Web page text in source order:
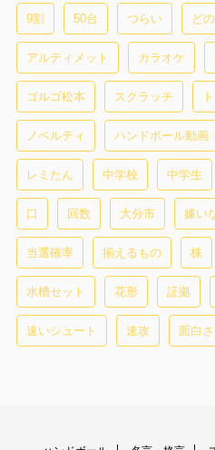
9割 50台 つらい どの
アルティメット カラオケ
ゴルゴ松本 スクラッチ
ノベルティ ハンドボール動画
レミたん 中学校 中学生
口 回数 大分市 嫌い
当選確率 揃えるもの 株
水槽セット 花形 証拠
速いシュート 速攻 面白さ